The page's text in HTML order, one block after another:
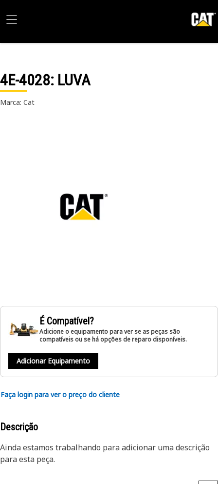
4E-4028: LUVA
Marca: Cat
É Compatível?
Adicione o equipamento para ver se as peças são
compatíveis ou se há opções de reparo disponíveis.
Adicionar Equipamento
Faça login para ver o preço do cliente
Descrição
Ainda estamos trabalhando para adicionar uma descrição
para esta peça.